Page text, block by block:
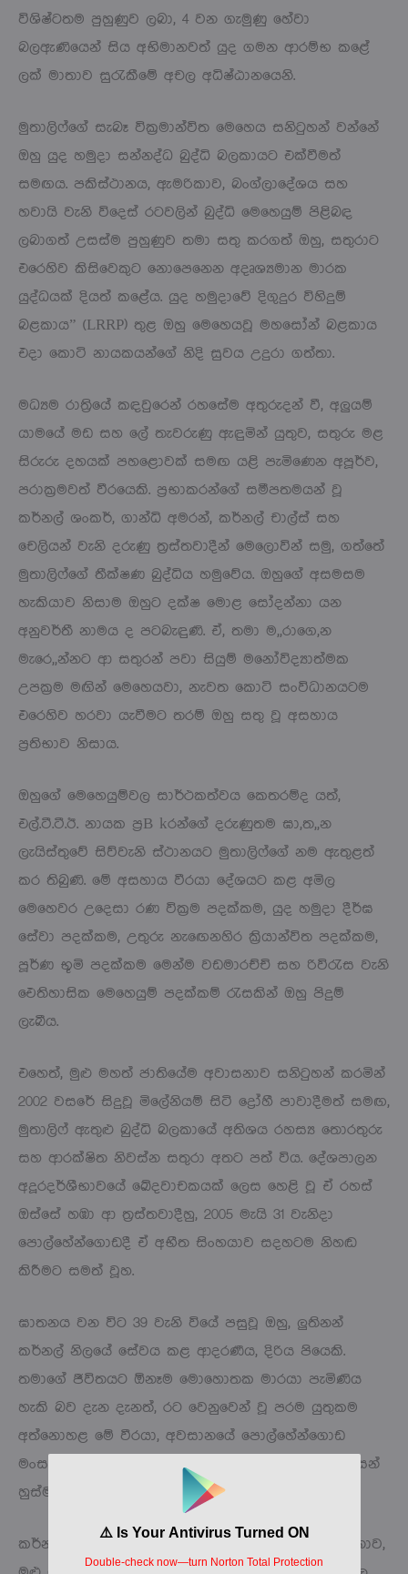
විශිෂ්ටතම පුහුණුව ලබා, 4 වන ගැමුණු හේවා
බලඇණියෙන් සිය අභිමානවත් යුද ගමන ආරම්භ කළේ
ලක් මාතාව සුරැකීමේ අචල අධිෂ්ඨානයෙනි.
මුතාලිෆ්ගේ සැබෑ වික්‍රමාන්විත මෙහෙය සනිටුහන් වන්නේ
ඔහු යුද හමුදා සන්නද්ධ බුද්ධි බලකායට එක්වීමත්
සමඟය. පකිස්ථානය, ඇමරිකාව, බංග්ලාදේශය සහ
හවායි වැනි විදෙස් රටවලින් බුද්ධි මෙහෙයුම් පිළිබඳ
ලබාගත් උසස්ම පුහුණුව තමා සතු කරගත් ඔහු, සතුරාට
එරෙහිව කිසිවෙකුට නොපෙනෙන අදෘශ්‍යමාන මාරක
යුද්ධයක් දියත් කළේය. යුද හමුදාවේ දිගුදුර විහිදුම්
බළකාය” (LRRP) තුළ ඔහු මෙහෙයවූ මහසෝන් බළකාය
එදා කොටි නායකයන්ගේ නිදි සුවය උදුරා ගත්තා.
මධ්‍යම රාත්‍රියේ කඳවුරෙන් රහසේම අතුරුදන් වී, අලුයම්
යාමයේ මඩ සහ ලේ තැවරුණු ඇඳුමින් යුතුව, සතුරු මළ
සිරුරු දහයක් පහළොවක් සමඟ යළි පැමිණෙන අපූර්ව,
පරාක්‍රමවත් වීරයෙකි. ප්‍රභාකරන්ගේ සමීපතමයන් වූ
කර්නල් ශංකර්, ගාන්ධි අමරන්, කර්නල් චාල්ස් සහ
චෙලියන් වැනි දරුණු ත්‍රස්තවාදීන් මෙලොවින් සමු, ගත්තේ
මුතාලිෆ්ගේ තීක්ෂණ බුද්ධිය හමුවේය. ඔහුගේ අසමසම
හැකියාව නිසාම ඔහුට දක්ෂ මොළ සෝදන්නා යන
අනුවර්තී නාමය ද පටබැඳුණි. ඒ, තමා ම,,රාගෙ,න
මැරෙ,,න්නට ආ සතුරන් පවා සියුම් මනෝවිද්‍යාත්මක
උපක්‍රම මඟින් මෙහෙයවා, නැවත කොටි සංවිධානයටම
එරෙහිව හරවා යැවීමට තරම් ඔහු සතු වූ අසහාය
ප්‍රතිභාව නිසාය.
ඔහුගේ මෙහෙයුම්වල සාර්ථකත්වය කෙතරම්ද යත්,
එල්.ටී.ටී.ඊ. නායක ප්‍රB kරන්ගේ දරුණුතම ඝා,ත,,න
ලැයිස්තුවේ සිව්වැනි ස්ථානයට මුතාලිෆ්ගේ නම ඇතුළත්
කර තිබුණි. මේ අසහාය වීරයා දේශයට කළ අමිල
මෙහෙවර උදෙසා රණ වික්‍රම පදක්කම, යුද හමුදා දීර්ඝ
සේවා පදක්කම, උතුරු නැඟෙනහිර ක්‍රියාන්විත පදක්කම,
පූර්ණ භූමි පදක්කම මෙන්ම වඩමාරච්චි සහ රිවිරැස වැනි
ඓතිහාසික මෙහෙයුම් පදක්කම් රැසකින් ඔහු පිදුම්
ලැබීය.
එහෙත්, මුළු මහත් ජාතියේම අවාසනාව සනිටුහන් කරමින්
2002 වසරේ සිදුවූ මිලේනියම් සිටි ද්‍රෝහී පාවාදීමත් සමඟ,
මුතාලිෆ් ඇතුළු බුද්ධි බලකායේ අතිශය රහස්‍ය තොරතුරු
සහ ආරක්ෂිත නිවස්න සතුරා අතට පත් විය. දේශපාලන
අදූරදර්ශීභාවයේ ඛේදවාචකයක් ලෙස හෙළි වූ ඒ රහස්
ඔස්සේ හඹා ආ ත්‍රස්තවාදීහු, 2005 මැයි 31 වැනිදා
පොල්හේන්ගොඩදී ඒ අභීත සිංහයාව සදහටම නිහඬ
කිරීමට සමත් වූහ.
ඝාතනය වන විට 39 වැනි වියේ පසුවූ ඔහු, ලුතිනන්
කර්නල් නිලයේ සේවය කළ ආදරණීය, දිරිය පියෙකි.
තමාගේ ජීවිතයට ඕනෑම මොහොතක මාරයා පැමිණිය
හැකි බව දැන දැනත්, රට වෙනුවෙන් වූ පරම යුතුකම
අත්නොහළ මේ වීරයා, අවසානයේ පොල්හේන්ගොඩ
මංසන්ධියේදී සතුරු වෙඩි ප්‍රහාරයකට ලක්ව තම අවසන්
හුස්ම පොද දේශයට පූජා කළේය.
කර්නල් මුතාලිෆ්ගේ වියෝව යුද හමුදාවට පමණක් නොව,